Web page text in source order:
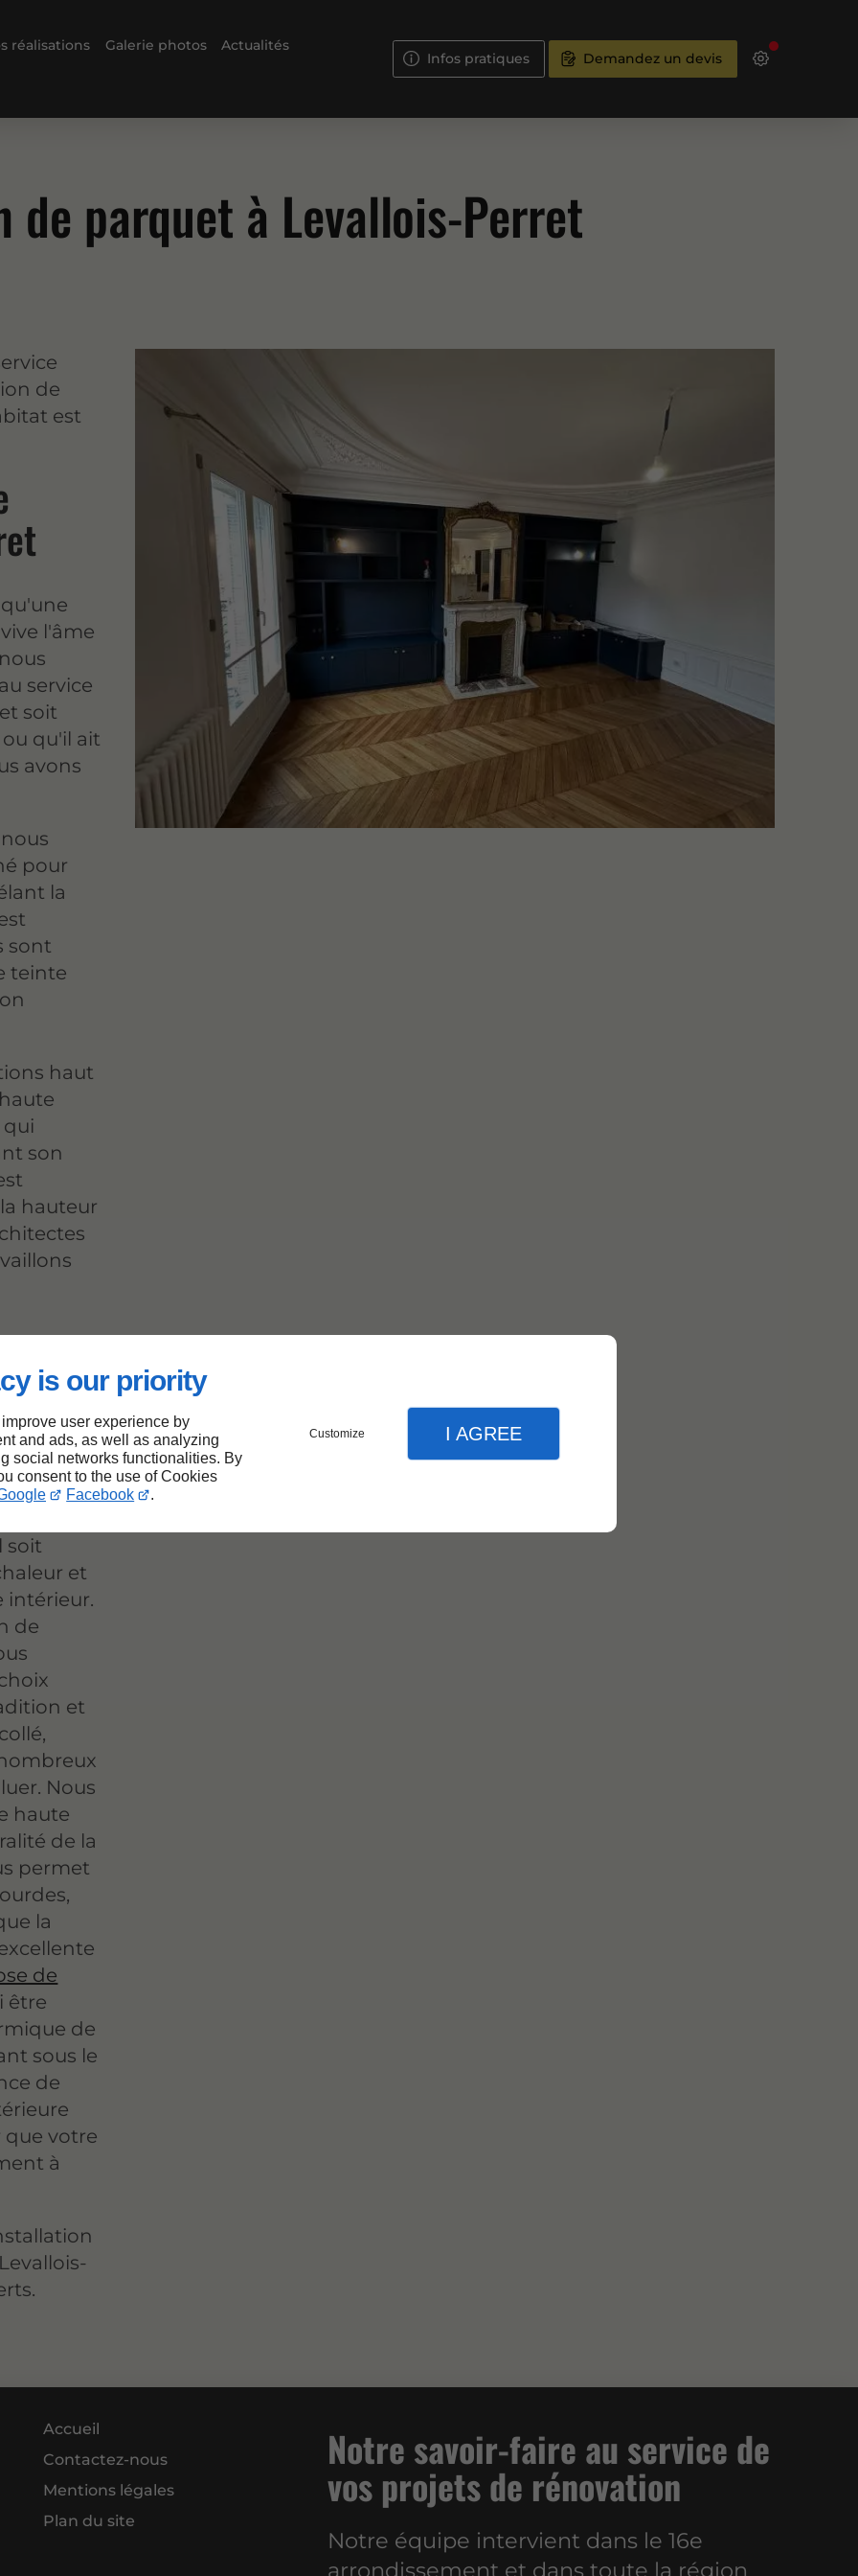
is our priority
user experience by
and ads, as well as analyzing
social networks functionalities. By
consent to the use of Cookies
Facebook .
Customize I AGREE
réalisations Galerie photos
Actualités
Infos pratiques Demandez un devis
de parquet à Levallois-Perret
de
est
l'âme
service
soit
qu'il ait
avons
pour
la
sont
teinte
haut
qui
son
hauteur
soit
et
intérieur.
de
et
Nous
haute
de la
permet
la
de
être
de
sous le
de
que votre
à
Accueil
Contactez-nous
Mentions légales
Plan du site
Notre savoir-faire au service de
vos projets de rénovation
Notre équipe intervient dans le 16e
arrondissement et dans toute la région